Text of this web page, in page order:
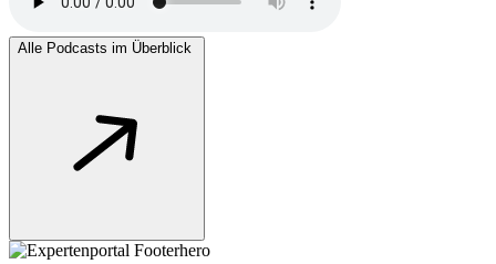
Alle Podcasts im Überblick